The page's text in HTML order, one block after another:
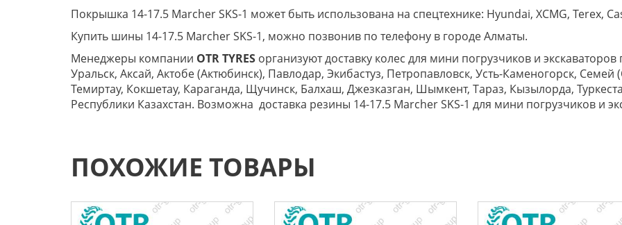
Покрышка 14-17.5 Marcher SKS-1 может быть использована на спецтехнике: Hyundai, XCMG, Terex,
Купить шины 14-17.5 Marcher SKS-1, можно позвонив по телефону в городе Алматы.
Менеджеры компании OTR TYRES организуют доставку колес для мини погрузчиков и экскаваторов
Уральск, Аксай, Актобе (Актюбинск), Павлодар, Экибастуз, Петропавловск, Усть-Каменогорск, Семей
Темиртау, Кокшетау, Караганда, Щучинск, Балхаш, Джезказган, Шымкент, Тараз, Кызылорда,
Республики Казахстан. Возможна доставка резины 14-17.5 Marcher SKS-1 для мини погрузчиков и
ПОХОЖИЕ ТОВАРЫ